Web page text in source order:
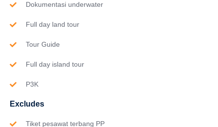
Dokumentasi underwater
Full day land tour
Tour Guide
Full day island tour
P3K
Excludes
Tiket pesawat terbang PP